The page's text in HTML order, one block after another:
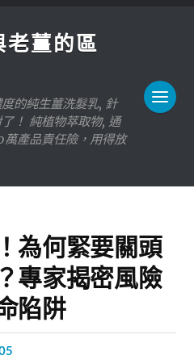
老薑的區
度的純生薑洗髮乳, 針
！ 純植物萃取物, 通
萬產品責任險，用得放
為何緊要關頭
專家揭密風險
陷阱